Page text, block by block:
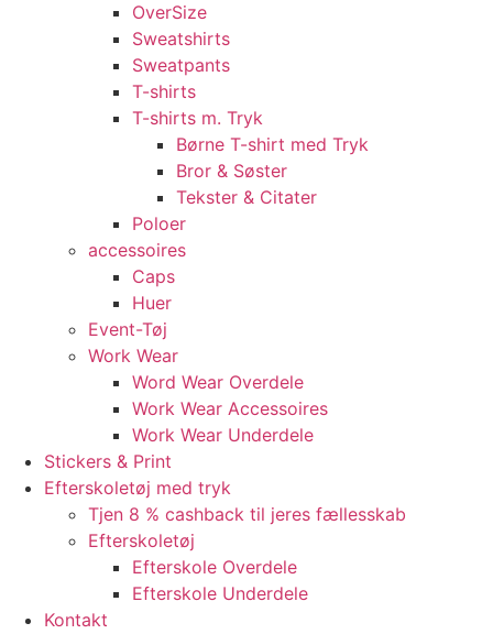
OverSize
Sweatshirts
Sweatpants
T-shirts
T-shirts m. Tryk
Børne T-shirt med Tryk
Bror & Søster
Tekster & Citater
Poloer
accessoires
Caps
Huer
Event-Tøj
Work Wear
Word Wear Overdele
Work Wear Accessoires
Work Wear Underdele
Stickers & Print
Efterskoletøj med tryk
Tjen 8 % cashback til jeres fællesskab
Efterskoletøj
Efterskole Overdele
Efterskole Underdele
Kontakt